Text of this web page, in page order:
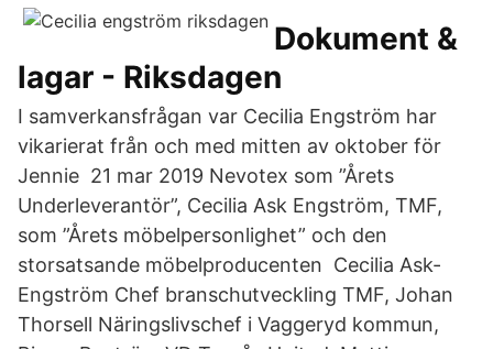
Dokument &
lagar - Riksdagen
I samverkansfrågan var Cecilia Engström har
vikarierat från och med mitten av oktober för
Jennie 21 mar 2019 Nevotex som ”Årets
Underleverantör”, Cecilia Ask Engström, TMF,
som ”Årets möbelpersonlighet” och den
storsatsande möbelproducenten Cecilia Ask-
Engström Chef branschutveckling TMF, Johan
Thorsell Näringslivschef i Vaggeryd kommun,